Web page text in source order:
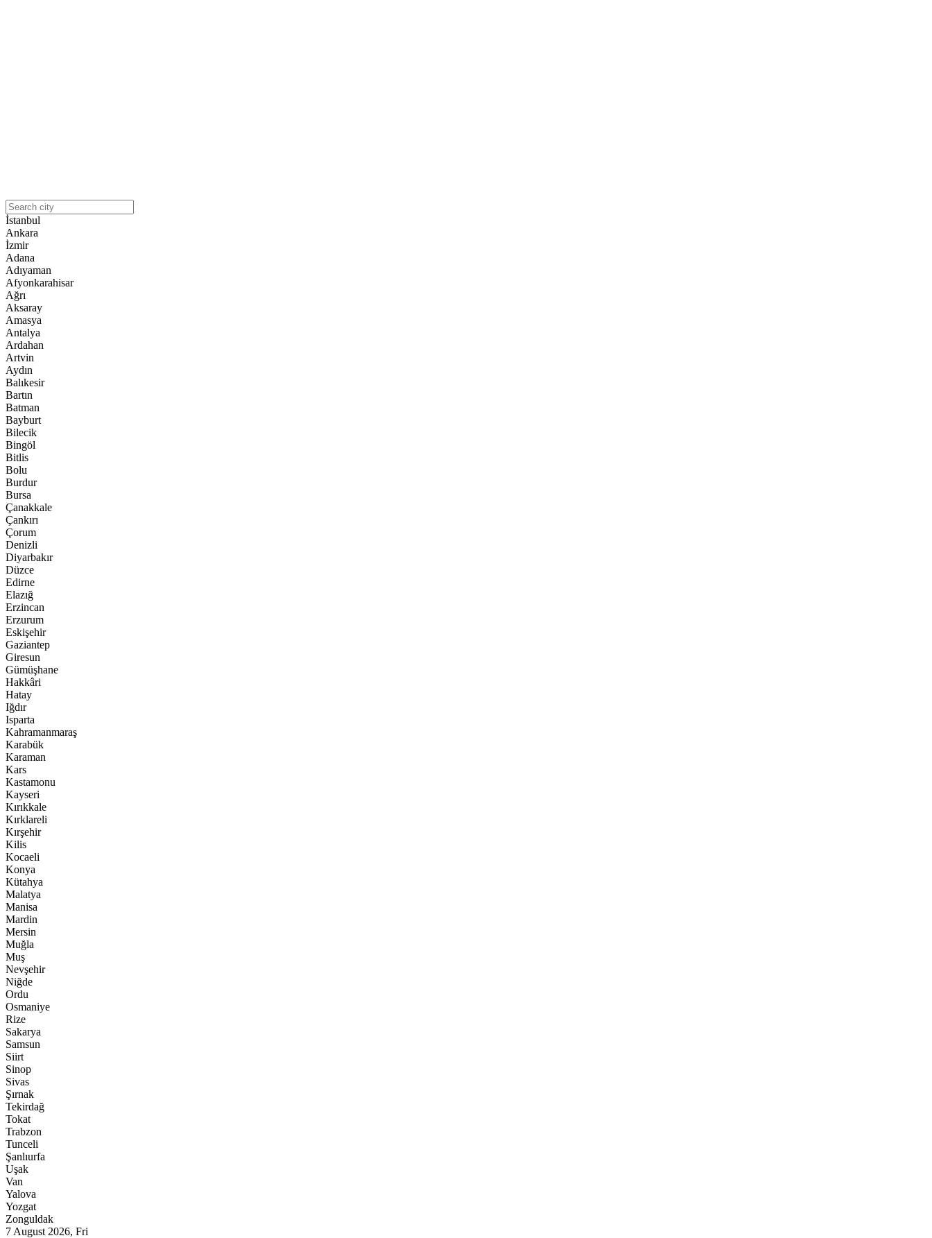
İstanbul
Ankara
İzmir
Adana
Adıyaman
Afyonkarahisar
Ağrı
Aksaray
Amasya
Antalya
Ardahan
Artvin
Aydın
Balıkesir
Bartın
Batman
Bayburt
Bilecik
Bingöl
Bitlis
Bolu
Burdur
Bursa
Çanakkale
Çankırı
Çorum
Denizli
Diyarbakır
Düzce
Edirne
Elazığ
Erzincan
Erzurum
Eskişehir
Gaziantep
Giresun
Gümüşhane
Hakkâri
Hatay
Iğdır
Isparta
Kahramanmaraş
Karabük
Karaman
Kars
Kastamonu
Kayseri
Kırıkkale
Kırklareli
Kırşehir
Kilis
Kocaeli
Konya
Kütahya
Malatya
Manisa
Mardin
Mersin
Muğla
Muş
Nevşehir
Niğde
Ordu
Osmaniye
Rize
Sakarya
Samsun
Siirt
Sinop
Sivas
Şırnak
Tekirdağ
Tokat
Trabzon
Tunceli
Şanlıurfa
Uşak
Van
Yalova
Yozgat
Zonguldak
7 August 2026, Fri